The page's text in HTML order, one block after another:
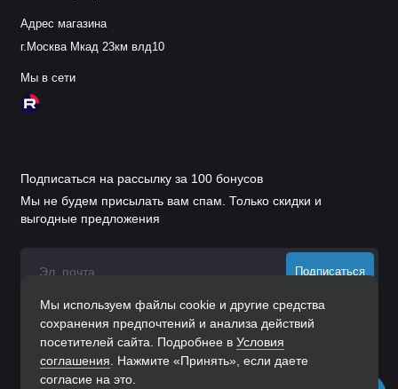
Мы используем файлы cookie и другие средства
сохранения предпочтений и анализа действий
посетителей сайта. Подробнее в Условия
соглашения . Нажмите «Принять», если даете
согласие на это.
Адрес магазина
г.Москва Мкад 23км влд10
Мы в сети
Подписаться на рассылку за 100 бонусов
Мы не будем присылать вам спам. Только скидки и
выгодные предложения
Подписаться
Нажимая на кнопку «Подписаться», Вы даетесогласие на
обработку персональных данных.